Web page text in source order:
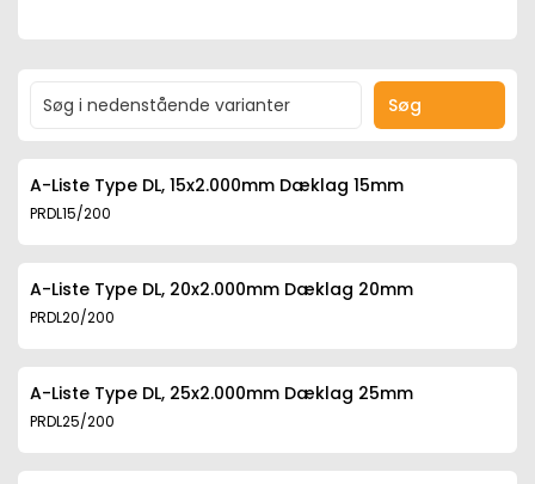
Søg
A-Liste Type DL, 15x2.000mm Dæklag 15mm
PRDL15/200
A-Liste Type DL, 20x2.000mm Dæklag 20mm
PRDL20/200
A-Liste Type DL, 25x2.000mm Dæklag 25mm
PRDL25/200